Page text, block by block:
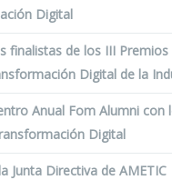
Digital
finalistas de los III
Digital de la
Anual Fom Alumni con
Digital
Junta Directiva de AMETIC